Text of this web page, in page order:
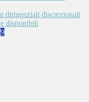
dirigenziali discrezionali
disponibili
9